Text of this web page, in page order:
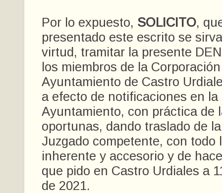
Por lo expuesto, SOLICITO,
presentado este escrito se
virtud, tramitar la presente
los miembros de la
Ayuntamiento de Castro
a efecto de notificaciones en la
Ayuntamiento, con práctica de
oportunas, dando traslado de
Juzgado competente, con todo
inherente y accesorio y de
que pido en Castro Urdiales a
de 2021.